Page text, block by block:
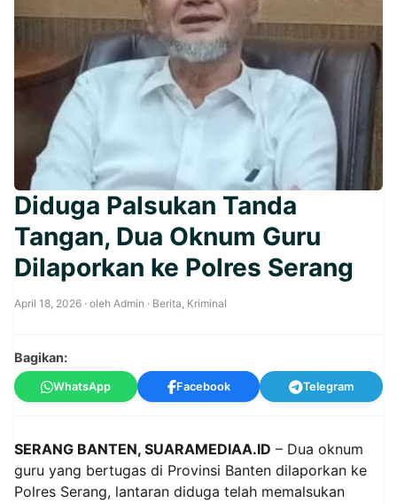
Diduga Palsukan Tanda
Tangan, Dua Oknum Guru
Dilaporkan ke Polres Serang
April 18, 2026 · oleh Admin · Berita, Kriminal
Bagikan:
WhatsApp Facebook Telegram
SERANG BANTEN, SUARAMEDIAA.ID – Dua oknum
guru yang bertugas di Provinsi Banten dilaporkan ke
Polres Serang, lantaran diduga telah memalsukan